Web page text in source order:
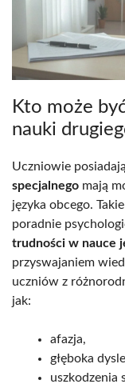
Kto może
nauki
Uczniowie
specjalnego mają
języka obcego.
poradnie
trudności w nauce
przyswajaniem
uczniów z
jak:
afazja,
głęboka
uszkodzenia